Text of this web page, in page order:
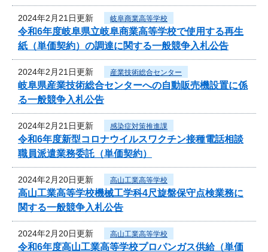
2024年2月21日更新 岐阜商業高等学校
令和6年度岐阜県立岐阜商業高等学校で使用する再生
紙（単価契約）の調達に関する一般競争入札公告
2024年2月21日更新 産業技術総合センター
岐阜県産業技術総合センターへの自動販売機設置に係
る一般競争入札公告
2024年2月21日更新 感染症対策推進課
令和6年度新型コロナウイルスワクチン接種電話相談
職員派遣業務委託（単価契約）
2024年2月20日更新 高山工業高等学校
高山工業高等学校機械工学科4尺旋盤保守点検業務に
関する一般競争入札公告
2024年2月20日更新 高山工業高等学校
令和6年度高山工業高等学校プロパンガス供給（単価